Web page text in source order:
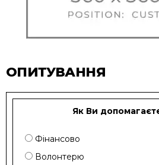
ОПИТУВАННЯ
Як Ви
Фінансово
Волонтерю